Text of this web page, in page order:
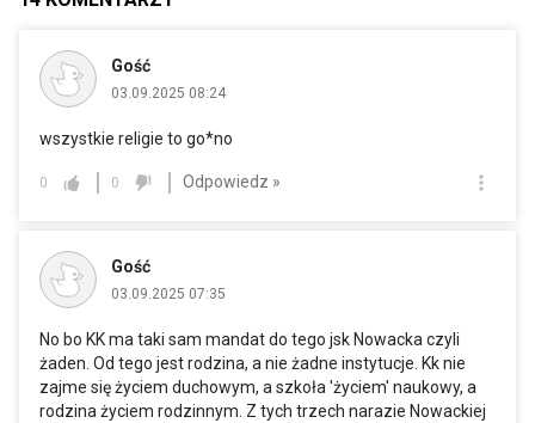
Gość
03.09.2025 08:24
wszystkie religie to go*no
0 0 Odpowiedz »
Gość
03.09.2025 07:35
No bo KK ma taki sam mandat do tego jsk Nowacka czyli
żaden. Od tego jest rodzina, a nie żadne instytucje. Kk nie
zajme się życiem duchowym, a szkoła 'życiem' naukowy, a
rodzina życiem rodzinnym. Z tych trzech narazie Nowackiej